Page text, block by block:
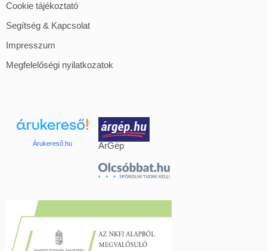
Cookie tájékoztató
Segítség & Kapcsolat
Impresszum
Megfelelőségi nyilatkozatok
Árukereső.hu ÁrGép